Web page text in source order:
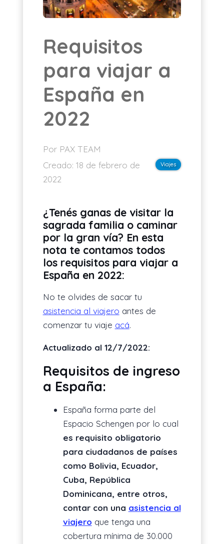
Requisitos
para viajar a
España en
2022
Por PAX TEAM
Creado: 18 de febrero de
2022
Viajes
¿Tenés ganas de visitar la
sagrada familia o caminar
por la gran vía? En esta
nota te contamos todos
los requisitos para viajar a
España en 2022:
No te olvides de sacar tu
asistencia al viajero antes de
comenzar tu viaje acá.
Actualizado al 12/7/2022:
Requisitos de ingreso
a España:
España forma parte del
Espacio Schengen por lo cual
es requisito obligatorio
para ciudadanos de países
como Bolivia, Ecuador,
Cuba, República
Dominicana, entre otros,
contar con una asistencia al
viajero que tenga una
cobertura mínima de 30.000